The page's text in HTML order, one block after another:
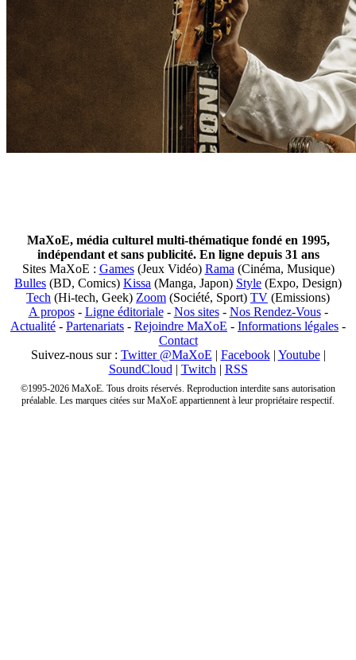
MaXoE, média culturel multi-thématique fondé en 1995,
indépendant et sans publicité. En ligne depuis 31 ans
Sites MaXoE : Games(Jeux Vidéo) Rama (Cinéma, Musique)
Bulles (BD, Comics) Kissa (Manga, Japon) Style (Expo, Design)
Tech (Hi-tech, Geek) Zoom (Société, Sport) TV (Emissions)
A propos- Ligne éditoriale- Nos sites- Nos Rendez-Vous-
Actualité - Partenariats - Rejoindre MaXoE - Informations légales -
Contact
Suivez-nous sur : Twitter @MaXoE | Facebook| Youtube|
SoundCloud | Twitch | RSS
©1995-2026 MaXoE. Tous droits réservés. Reproduction interdite sans autorisation
préalable. Les marques citées sur MaXoE appartiennent à leur propriétaire respectif.